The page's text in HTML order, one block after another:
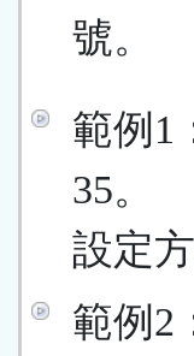
號。
範例1
35。
設定
範例2